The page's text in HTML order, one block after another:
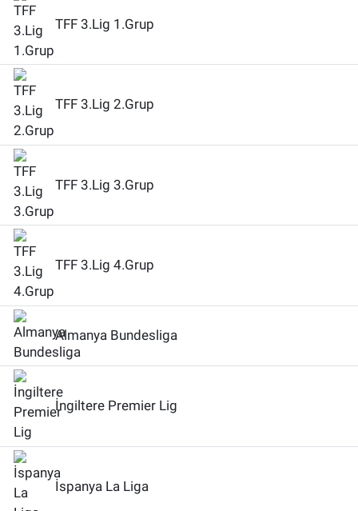
TFF 3.Lig 1.Grup
TFF 3.Lig 2.Grup
TFF 3.Lig 3.Grup
TFF 3.Lig 4.Grup
Almanya Bundesliga
İngiltere Premier Lig
İspanya La Liga